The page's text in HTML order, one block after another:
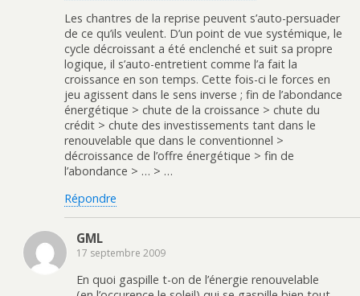
Les chantres de la reprise peuvent s’auto-persuader
de ce qu’ils veulent. D’un point de vue systémique, le
cycle décroissant a été enclenché et suit sa propre
logique, il s’auto-entretient comme l’a fait la
croissance en son temps. Cette fois-ci le forces en
jeu agissent dans le sens inverse ; fin de l’abondance
énergétique > chute de la croissance > chute du
crédit > chute des investissements tant dans le
renouvelable que dans le conventionnel >
décroissance de l’offre énergétique > fin de
l’abondance > … > …
Répondre
GML
17 septembre 2009
En quoi gaspille t-on de l’énergie renouvelable